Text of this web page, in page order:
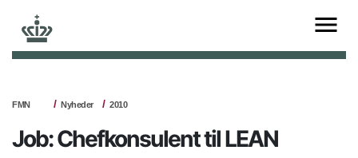
FMN Nyheder 2010
Job: Chefkonsulent til LEAN